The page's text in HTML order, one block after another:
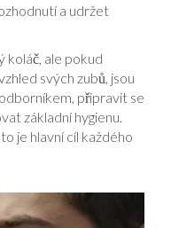
a udržet
koláč, ale pokud
svých zubů, jsou
připravit se
základní hygienu.
je hlavní cíl každého